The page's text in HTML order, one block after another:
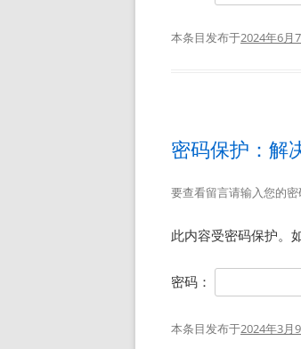
本条目发布于2024年6月
密码保护：解
要查看留言请输入您的密
此内容受密码保护。
密码：
本条目发布于2024年3月